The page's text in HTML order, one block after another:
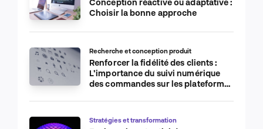
Conception réactive ou adaptative :
Choisir la bonne approche
Recherche et conception produit
Renforcer la fidélité des clients :
L’importance du suivi numérique
des commandes sur les plateformes
Stratégies et transformation